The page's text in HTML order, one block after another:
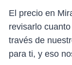
El precio en
revisarlo
través de
para ti, y eso